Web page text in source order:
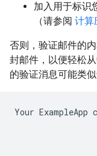
加入用于标识
（请参阅 计算
否则，验证邮件的
封邮件，以便轻松
的验证消息可能类似
Your ExampleApp